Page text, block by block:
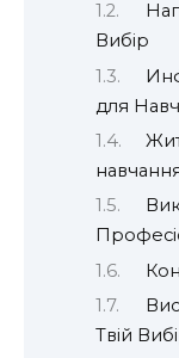
Вибір
для
Твій